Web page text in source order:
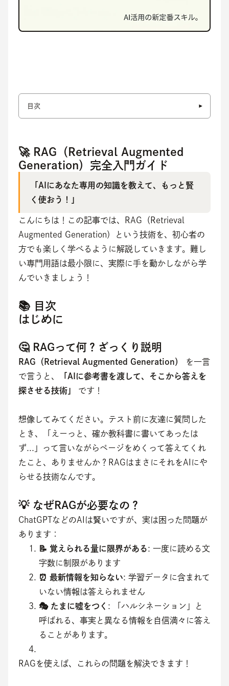
目次
🚀 RAG（Retrieval Augmented
Generation）完全入門ガイド
「AIにあなた専用の知識を教えて、もっと賢
く使おう！」
こんにちは！この記事では、RAG（Retrieval
Augmented Generation）という技術を、初心者の
方でも楽しく学べるように解説していきます。難し
い専門用語は最小限に、実際に手を動かしながら学
んでいきましょう！
📚 目次
はじめに
🤔 RAGって何？ざっくり説明
RAG（Retrieval Augmented Generation）
を一言
で言うと、
「AIに参考書を渡して、そこから答えを
探させる技術」
です！
想像してみてください。テスト前に友達に質問した
とき、「えーっと、確か教科書に書いてあったは
ず...」って言いながらページをめくって答えてくれ
たこと、ありませんか？RAGはまさにそれをAIにや
らせる技術なんです。
💡 なぜRAGが必要なの？
ChatGPTなどのAIは賢いですが、実は困った問題が
あります：
📝 覚えられる量に限界がある: 一度に読める文
字数に制限があります
⏰ 最新情報を知らない: 学習データに含まれて
いない情報は答えられません
🎭 たまに嘘をつく : 「ハルシネーション」と
呼ばれる、事実と異なる情報を自信満々に答え
ることがあります。
RAGを使えば、これらの問題を解決できます！